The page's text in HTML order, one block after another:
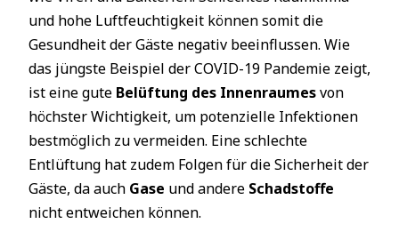
und hohe Luftfeuchtigkeit können somit die
Gesundheit der Gäste negativ beeinflussen. Wie
das jüngste Beispiel der COVID-19 Pandemie zeigt,
ist eine gute Belüftung des Innenraumesvon
höchster Wichtigkeit, um potenzielle Infektionen
bestmöglich zu vermeiden. Eine schlechte
Entlüftung hat zudem Folgen für die Sicherheit der
Gäste, da auch Gase und andere Schadstoffe
nicht entweichen können.